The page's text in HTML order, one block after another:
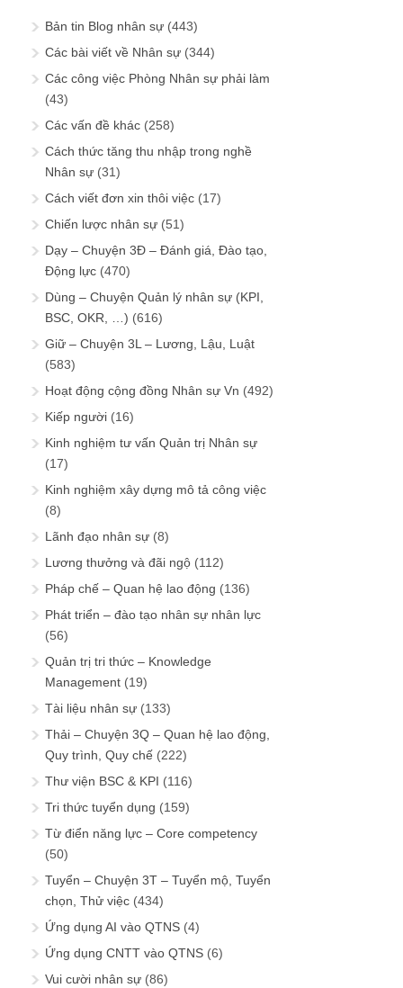
Bản tin Blog nhân sự (443)
Các bài viết về Nhân sự (344)
Các công việc Phòng Nhân sự phải làm
(43)
Các vấn đề khác (258)
Cách thức tăng thu nhập trong nghề
Nhân sự (31)
Cách viết đơn xin thôi việc (17)
Chiến lược nhân sự (51)
Dạy – Chuyện 3Đ – Đánh giá, Đào tạo,
Động lực (470)
Dùng – Chuyện Quản lý nhân sự (KPI,
BSC, OKR, …) (616)
Giữ – Chuyện 3L – Lương, Lậu, Luật
(583)
Hoạt động cộng đồng Nhân sự Vn (492)
Kiếp người (16)
Kinh nghiệm tư vấn Quản trị Nhân sự
(17)
Kinh nghiệm xây dựng mô tả công việc
(8)
Lãnh đạo nhân sự (8)
Lương thưởng và đãi ngộ (112)
Pháp chế – Quan hệ lao động (136)
Phát triển – đào tạo nhân sự nhân lực
(56)
Quản trị tri thức – Knowledge
Management (19)
Tài liệu nhân sự (133)
Thải – Chuyện 3Q – Quan hệ lao động,
Quy trình, Quy chế (222)
Thư viện BSC & KPI (116)
Tri thức tuyển dụng (159)
Từ điển năng lực – Core competency
(50)
Tuyển – Chuyện 3T – Tuyển mộ, Tuyển
chọn, Thử việc (434)
Ứng dụng AI vào QTNS (4)
Ứng dụng CNTT vào QTNS (6)
Vui cười nhân sự (86)